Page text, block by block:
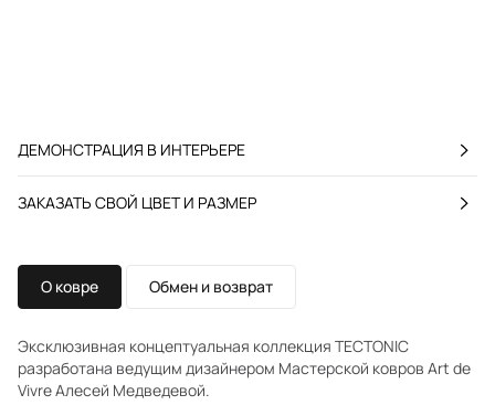
ДЕМОНСТРАЦИЯ В ИНТЕРЬЕРЕ
ЗАКАЗАТЬ СВОЙ ЦВЕТ И РАЗМЕР
О ковре Обмен и возврат
Эксклюзивная концептуальная коллекция TECTONIC
разработана ведущим дизайнером Мастерской ковров Art de
Vivre Алесей Медведевой.